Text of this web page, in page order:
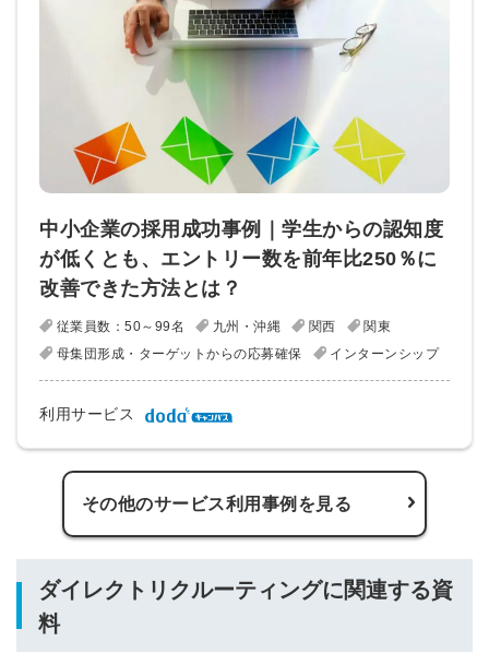
中小企業の採用成功事例｜学生からの認知度
が低くとも、エントリー数を前年比250％に
改善できた方法とは？
従業員数：50～99名 九州・沖縄 関西
関東
母集団形成・ターゲットからの応募確保
インターンシップ
利用サービス
その他のサービス利用事例を見る
ダイレクトリクルーティングに関連する資
料